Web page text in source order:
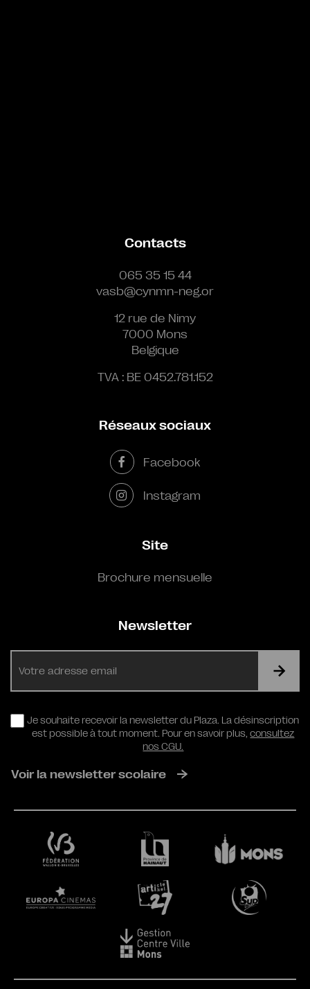
Contacts
065 35 15 44
vasb@cynmn-neg.or
12 rue de Nimy
7000 Mons
Belgique
TVA : BE 0452.781.152
Réseaux sociaux
Facebook
Instagram
Site
Brochure mensuelle
Newsletter
RGPD
Je souhaite recevoir la newsletter du Plaza. La désinscription
est possible à tout moment. Pour en savoir plus,consultez
nos CGU.
Voir la newsletter scolaire